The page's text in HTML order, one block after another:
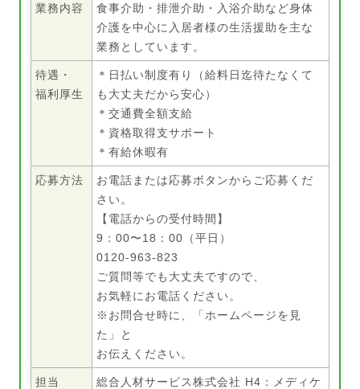
業務内容
食事介助・排泄介助・入浴介助など身体
介護を中心に入居者様の生活援助を主な
業務としています。
待遇・
福利厚生
＊日払い制度有り（給料日迄待たなくて
も大丈夫だから安心）
＊交通費全額支給
＊資格取得支サポート
＊有給休暇有
応募方法
お電話または応募ボタンからご応募くだ
さい。
【電話からの受付時間】
9：00〜18：00（平日）
0120-963-823
ご質問等でも大丈夫ですので、
お気軽にお電話ください。
※お問合せ時に、「ホームページを見
た」と
お伝えください。
担当
総合人材サービス株式会社 H4：メディケ